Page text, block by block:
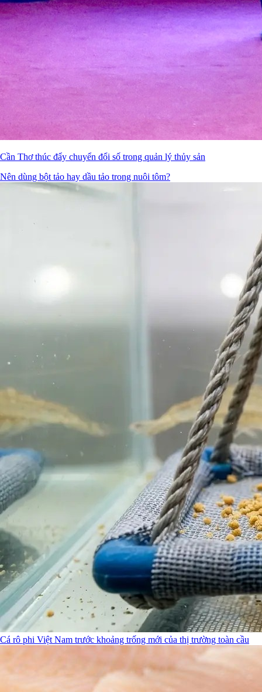
Cần Thơ thúc đẩy chuyển đổi số trong quản lý thủy sản
Nên dùng bột tảo hay dầu tảo trong nuôi tôm?
Cá rô phi Việt Nam trước khoảng trống mới của thị trường toàn cầu